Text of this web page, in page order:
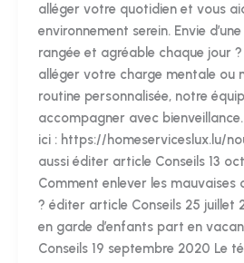
alléger votre quotidien et vous
environnement serein. Envie
rangée et agréable chaque jour
alléger votre charge mentale ou
routine personnalisée, notre
accompagner avec bienveillance.
ici : https://homeserviceslux.lu/
aussi éditer article Conseils 13
Comment enlever les mauvaises
? éditer article Conseils 25 juillet
en garde d’enfants part en
Conseils 19 septembre 2020 Le